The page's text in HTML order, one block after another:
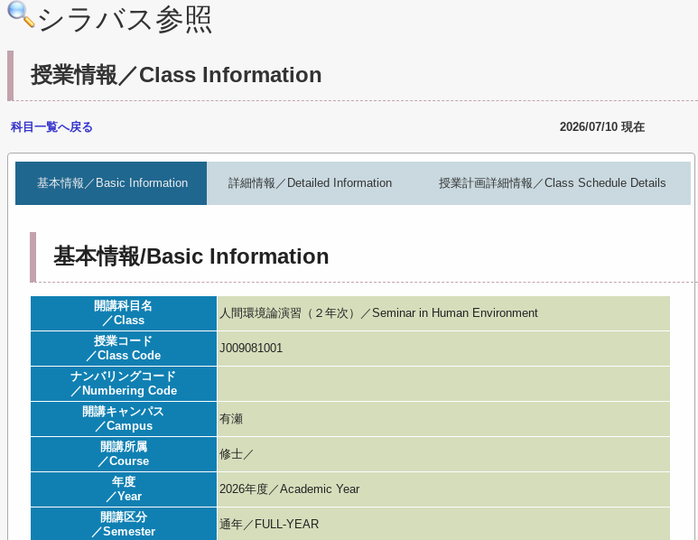
シラバス参照
授業情報／Class Information
科目一覧へ戻る 2026/07/10 現在
基本情報／Basic Information 詳細情報／Detailed Information 授業計画詳細情報／Class Schedule Details
基本情報/Basic Information
開講科目名
／Class
人間環境論演習（２年次）／Seminar in Human Environment
授業コード
／Class Code
J009081001
ナンバリングコード
／Numbering Code
開講キャンパス
／Campus
有瀬
開講所属
／Course
修士／
年度
／Year
2026年度／Academic Year
開講区分
／Semester
通年／FULL-YEAR